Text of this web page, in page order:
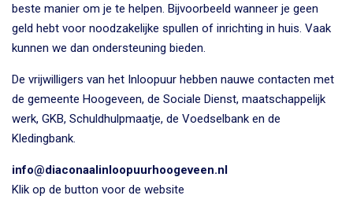
beste manier om je te helpen. Bijvoorbeeld wanneer je geen
geld hebt voor noodzakelijke spullen of inrichting in huis. Vaak
kunnen we dan ondersteuning bieden.
De vrijwilligers van het Inloopuur hebben nauwe contacten met
de gemeente Hoogeveen, de Sociale Dienst, maatschappelijk
werk, GKB, Schuldhulpmaatje, de Voedselbank en de
Kledingbank.
info@diaconaalinloopuurhoogeveen.nl
Klik op de button voor de website